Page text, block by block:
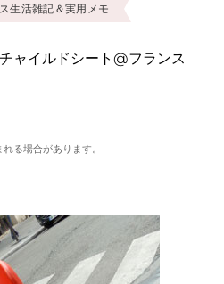
生活雑記＆実用メモ
ャイルドシート@フランス
る場合があります。